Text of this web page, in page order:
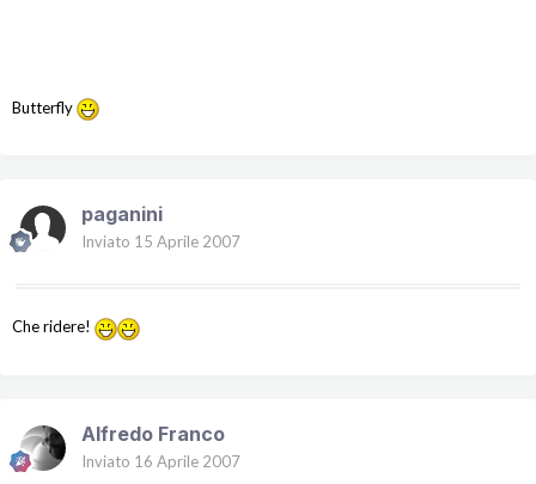
Butterfly
paganini
Inviato 15 Aprile 2007
Che ridere!
Alfredo Franco
Inviato 16 Aprile 2007